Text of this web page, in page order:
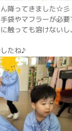
降ってきました☆彡
袋やマフラーが必要
触っても溶けない
たね♪